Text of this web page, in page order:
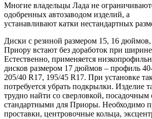
Многие владельцы Лада не
одобренных автозаводом изделий, а
устанавливают катки нестандартных
Диски с резиной размером 15, 16
Приору встают без доработок при
Естественно, применяется
дисков размером 17 дюймов – профиль
205/40 R17, 195/45 R17. При установке
потребуется убрать подкрылки. Изделие
трудно найти со сверловкой, посадочным
стандартными для Приоры. Необходимо
проставки, центровочные кольца,